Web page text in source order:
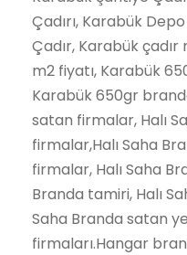
Çadırı, Karabük
Çadır, Karabük
m2 fiyatı, Karabük
Karabük 650gr
satan firmalar, Halı
firmalar,Halı Saha
firmalar, Halı Saha
Branda tamiri, Halı
Saha Branda satan
firmaları.Hangar